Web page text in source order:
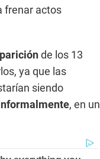
frenar actos
de los 13
ya que las
siendo
, en un